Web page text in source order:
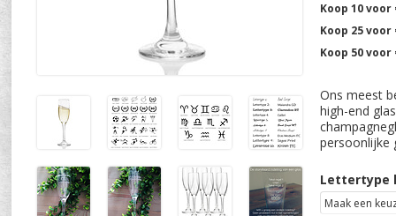
Koop 10
Koop 25
Koop 50
Ons meest
high-end
persoonlijke
Lettertype